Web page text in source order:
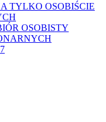
TYLKO OSOBIŚCIE
OSOBISTY